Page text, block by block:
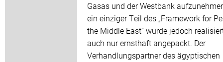
Gasas und der Westbank
ein einziger Teil des „Framework for
the Middle East“ wurde jedoch
auch nur ernsthaft angepackt. Der
Verhandlungspartner des ägyptischen